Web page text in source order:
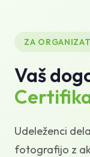
Podpora
ZA
Vaš
Udeleženci
fotografijo z